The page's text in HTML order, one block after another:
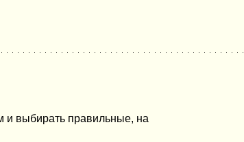
и выбирать правильные, на